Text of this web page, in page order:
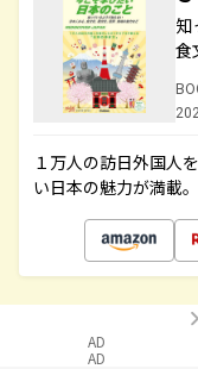
知
食
１万人の訪日外国人
い日本の魅力が満載
AD
AD